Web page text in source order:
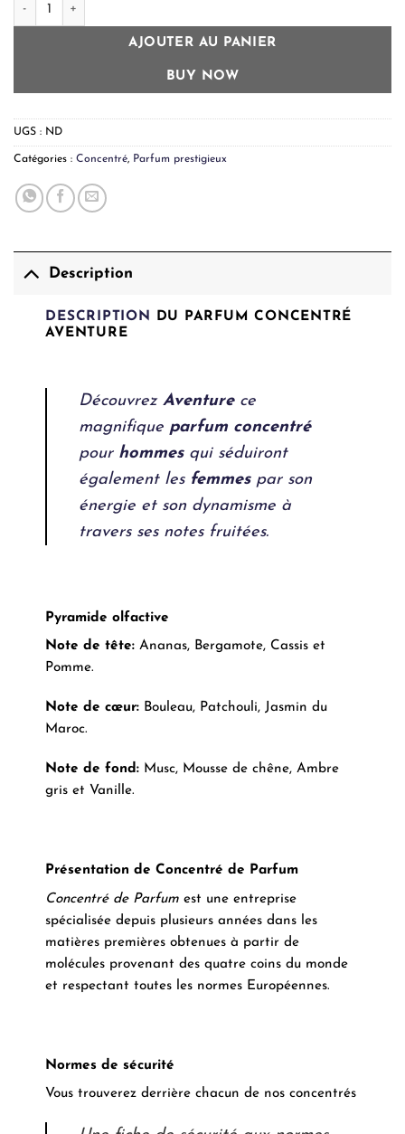
AJOUTER AU PANIER
BUY NOW
UGS : ND
Catégories : Concentré, Parfum prestigieux
Description
DESCRIPTION
DU PARFUM CONCENTRÉ
AVENTURE
Découvrez Aventurece
magnifiqueparfum concentré
pour hommesqui séduiront
également lesfemmespar son
énergie et son dynamisme à
travers ses notes fruitées.
Pyramide olfactive
Note de tête: Ananas, Bergamote, Cassis et
Pomme.
Note de cœur: Bouleau, Patchouli, Jasmin du
Maroc.
Note de fond: Musc, Mousse de chêne, Ambre
gris et Vanille.
Présentation de Concentré de Parfum
Concentré de Parfum est une entreprise
spécialisée depuis plusieurs années dans les
matières premières obtenues à partir de
molécules provenant des quatre coins du monde
et respectant toutes les normes Européennes.
Normes de sécurité
Vous trouverez derrière chacun de nos concentrés